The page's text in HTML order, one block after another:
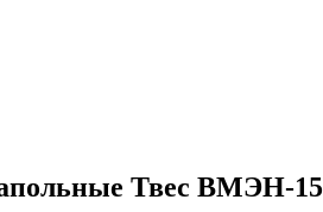
Твес ВМЭН-